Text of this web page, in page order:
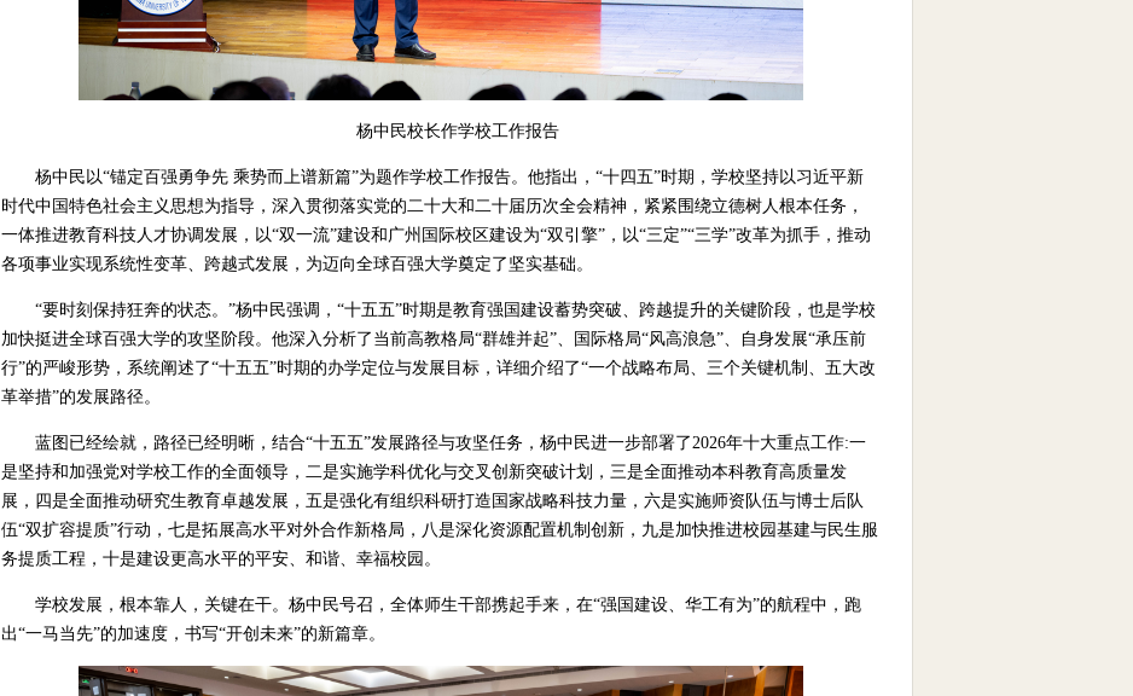
杨中民校长作学校工作报告
杨中民以“锚定百强勇争先 乘势而上谱新篇”为题作学校工作报告。他指出，“十四五”时期，学校坚持以习近平新
时代中国特色社会主义思想为指导，深入贯彻落实党的二十大和二十届历次全会精神，紧紧围绕立德树人根本任务，
一体推进教育科技人才协调发展，以“双一流”建设和广州国际校区建设为“双引擎”，以“三定”“三学”改革为抓手，推动
各项事业实现系统性变革、跨越式发展，为迈向全球百强大学奠定了坚实基础。
“要时刻保持狂奔的状态。”杨中民强调，“十五五”时期是教育强国建设蓄势突破、跨越提升的关键阶段，也是学校
加快挺进全球百强大学的攻坚阶段。他深入分析了当前高教格局“群雄并起”、国际格局“风高浪急”、自身发展“承压前
行”的严峻形势，系统阐述了“十五五”时期的办学定位与发展目标，详细介绍了“一个战略布局、三个关键机制、五大改
革举措”的发展路径。
蓝图已经绘就，路径已经明晰，结合“十五五”发展路径与攻坚任务，杨中民进一步部署了2026年十大重点工作:一
是坚持和加强党对学校工作的全面领导，二是实施学科优化与交叉创新突破计划，三是全面推动本科教育高质量发
展，四是全面推动研究生教育卓越发展，五是强化有组织科研打造国家战略科技力量，六是实施师资队伍与博士后队
伍“双扩容提质”行动，七是拓展高水平对外合作新格局，八是深化资源配置机制创新，九是加快推进校园基建与民生服
务提质工程，十是建设更高水平的平安、和谐、幸福校园。
学校发展，根本靠人，关键在干。杨中民号召，全体师生干部携起手来，在“强国建设、华工有为”的航程中，跑
出“一马当先”的加速度，书写“开创未来”的新篇章。